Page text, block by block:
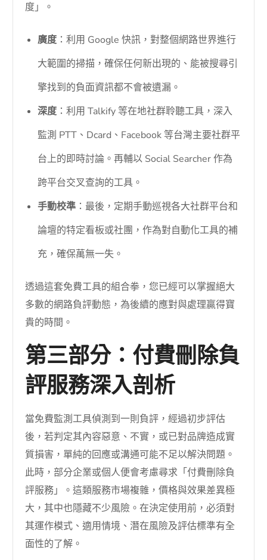
度」。
廣度 ：利用 Google 快訊，對整個網路世界進行
大範圍的掃描，確保任何新出現的、能被搜尋引
擎找到的負面資訊都不會被遺漏。
深度 ：利用 Talkify 等在地社群聆聽工具，深入
監測 PTT、Dcard、Facebook 等台灣主要社群平
台上的即時討論。再輔以 Social Searcher 作為
跨平台交叉查詢的工具。
手動校準 ：最後，定期手動巡視各大社群平台和
論壇的特定看板或社團，作為對自動化工具的補
充，確保萬無一失。
透過這套免費工具的組合拳，您已經可以掌握絕大
多數的網路負評動態，為後續的應對與處理贏得寶
貴的時間。
第三部分：付費刪除負
評服務深入剖析
當免費監測工具偵測到一則負評，經過初步評估
後，若判定其內容惡意、不實，或已對品牌造成實
質損害，單純的回應或溝通可能不足以解決問題。
此時，部分企業或個人便會考慮尋求「付費刪除負
評服務」。這類服務市場複雜，價格與效果差異極
大，其中也隱藏不少風險。在決定使用前，必須對
其運作模式、適用情境、潛在風險及評估標準有全
面性的了解。